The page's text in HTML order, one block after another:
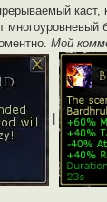
многоуровневый
Мой